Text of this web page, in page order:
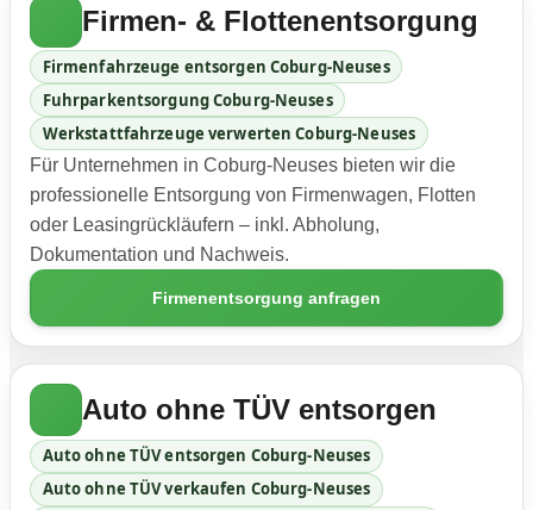
Firmen- & Flottenentsorgung
Firmenfahrzeuge entsorgen Coburg-Neuses
Fuhrparkentsorgung Coburg-Neuses
Werkstattfahrzeuge verwerten Coburg-Neuses
Für Unternehmen in Coburg-Neuses bieten wir die
professionelle Entsorgung von Firmenwagen, Flotten
oder Leasingrückläufern – inkl. Abholung,
Dokumentation und Nachweis.
Firmenentsorgung anfragen
Auto ohne TÜV entsorgen
Auto ohne TÜV entsorgen Coburg-Neuses
Auto ohne TÜV verkaufen Coburg-Neuses